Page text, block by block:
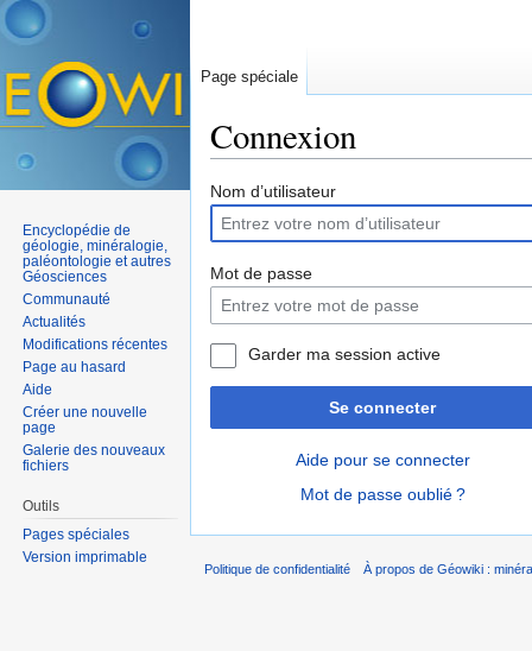
Connexion
Nom d’utilisateur
Mot de passe
Garder ma session active
Se connecter
Aide pour se connecter
Mot de passe oublié ?
Page spéciale
Encyclopédie de
géologie, minéralogie,
paléontologie et autres
Géosciences
Communauté
Actualités
Modifications récentes
Page au hasard
Aide
Créer une nouvelle
page
Galerie des nouveaux
fichiers
Outils
Pages spéciales
Version imprimable
Politique de confidentialité À propos de Géowiki :